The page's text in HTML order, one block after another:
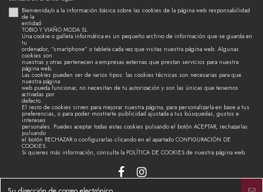
Bienvenida/o a la información básica sobre las cookies de la página web responsabilidad
de la
entidad:
TOBIO Y VIAÑO MODA SL
Una cookie o galleta informática es un pequeño archivo de información que se guarda en
tu
ordenador, “smartphone” o tableta cada vez que visitas nuestra página web. Algunas
cookies son
nuestras y otras pertenecen a empresas externas que prestan servicios para nuestra
página web.
Las cookies pueden ser de varios tipos: las cookies técnicas son necesarias para que
nuestra página
web pueda funcionar, no necesitan de tu autorización y son las únicas que tenemos
activadas por
defecto.
El resto de cookies sirven para mejorar nuestra página, para personalizarla en base a tus
preferencias, o para poder mostrarte publicidad ajustada a tus búsquedas, gustos e
intereses
personales. Puedes aceptar todas estas cookies pulsando el botón ACEPTAR, rechazarlas
pulsando
el botón RECHAZAR o configurarlas clicando en el apartado CONFIGURACIÓN DE
COOKIES.
Si quieres más información, consulta la POLÍTICA DE COOKIES de nuestra página web.